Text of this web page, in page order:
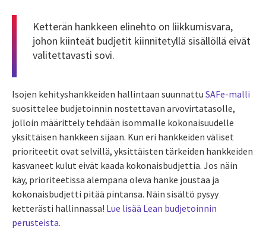
Ketterän hankkeen elinehto on liikkumisvara,
johon kiinteät budjetit kiinnitetyllä sisällöllä eivät
valitettavasti sovi.
Isojen kehityshankkeiden hallintaan suunnattu SAFe-malli
suosittelee budjetoinnin nostettavan arvovirtatasolle,
jolloin määrittely tehdään isommalle kokonaisuudelle
yksittäisen hankkeen sijaan. Kun eri hankkeiden väliset
prioriteetit ovat selvillä, yksittäisten tärkeiden hankkeiden
kasvaneet kulut eivät kaada kokonaisbudjettia. Jos näin
käy, prioriteetissa alempana oleva hanke joustaa ja
kokonaisbudjetti pitää pintansa. Näin sisältö pysyy
ketterästi hallinnassa! Lue lisää Lean budjetoinnin
perusteista.